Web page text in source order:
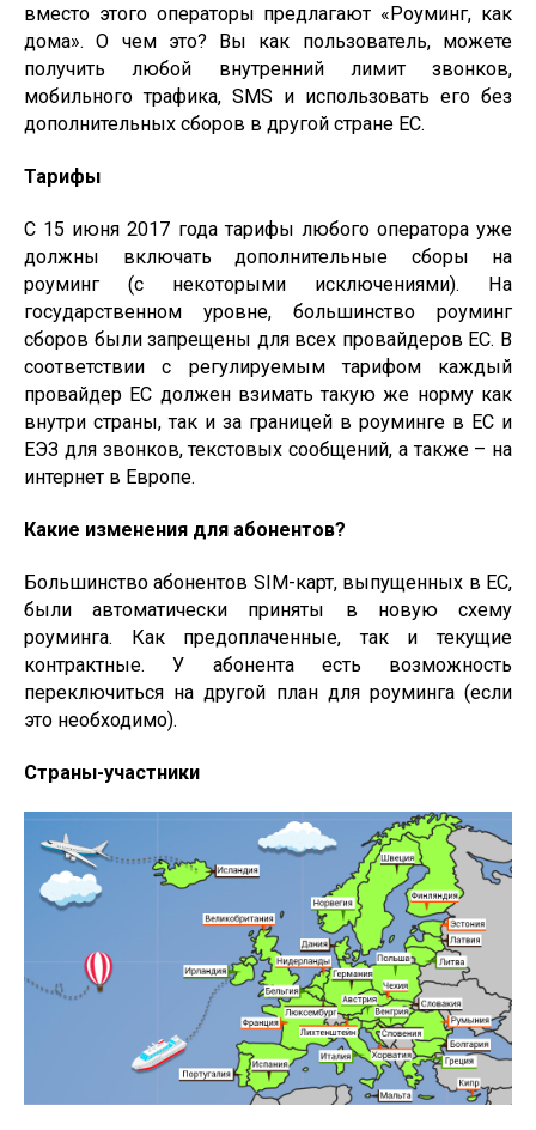
вместо этого операторы предлагают «Роуминг, как
дома». О чем это? Вы как пользователь, можете
получить любой внутренний лимит звонков,
мобильного трафика, SMS и использовать его без
дополнительных сборов в другой стране ЕС.
Тарифы
С 15 июня 2017 года тарифы любого оператора уже
должны включать дополнительные сборы на
роуминг (с некоторыми исключениями). На
государственном уровне, большинство роуминг
сборов были запрещены для всех провайдеров ЕС. В
соответствии с регулируемым тарифом каждый
провайдер ЕС должен взимать такую ​​же норму как
внутри страны, так и за границей в роуминге в ЕС и
ЕЭЗ для звонков, текстовых сообщений, а также – на
интернет в Европе.
Какие изменения для абонентов?
Большинство абонентов SIM-карт, выпущенных в ЕС,
были автоматически приняты в новую схему
роуминга. Как предоплаченные, так и текущие
контрактные. У абонента есть возможность
переключиться на другой план для роуминга (если
это необходимо).
Страны-участники